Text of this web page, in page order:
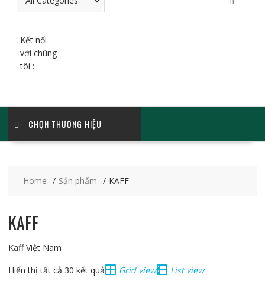
Kết nối
với chúng
tôi :
CHỌN THƯƠNG HIỆU
Home Sản phẩm KAFF
KAFF
Kaff Việt Nam
Hiển thị tất cả 30 kết quảĐã Grid view List view